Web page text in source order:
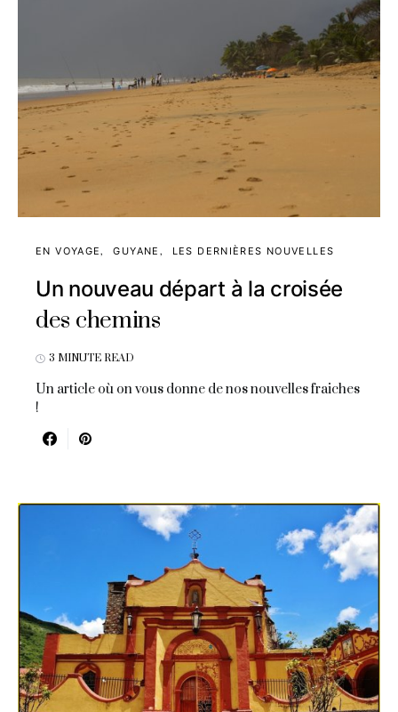
EN VOYAGE GUYANE LES DERNIÈRES NOUVELLES
Un nouveau départ à la croisée
des chemins
3 MINUTE READ
Un article où on vous donne de nos nouvelles fraiches
!